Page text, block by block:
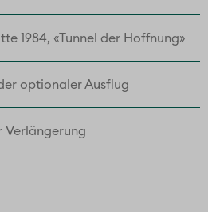
1984, «Tunnel der Hoffnung»
optionaler Ausflug
Verlängerung